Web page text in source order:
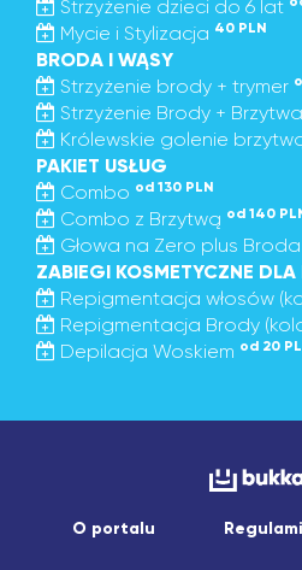
Strzyżenie dzieci do 6 lat
Mycie i Stylizacja 40 PLN
BRODA I WĄSY
Strzyżenie brody + trymer
Strzyżenie Brody + Brzytwa
Królewskie golenie
PAKIET USŁUG
Combo od 130 PLN
Combo z Brzytwą od 140
Głowa na Zero plus Broda
ZABIEGI KOSMETYCZNE
Repigmentacja włosów
Repigmentacja Brody
Depilacja Woskiem od 20
O portalu